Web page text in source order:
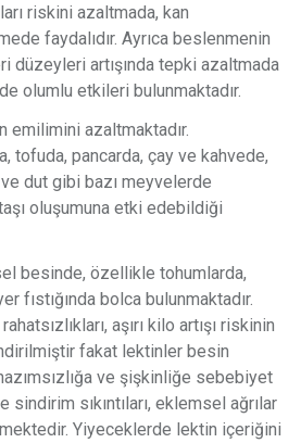
riskini azaltmada, kan
faydalıdır. Ayrıca beslenmenin
düzeyleri artışında tepki azaltmada
olumlu etkileri bulunmaktadır.
emilimini azaltmaktadır.
tofuda, pancarda, çay ve kahvede,
dut gibi bazı meyvelerde
oluşumuna etki edebildiği
besinde, özellikle tohumlarda,
fıstığında bolca bulunmaktadır.
aşırı kilo artışı riskinin
fakat lektinler besin
ve şişkinliğe sebebiyet
sıkıntıları, eklemsel ağrılar
Yiyeceklerde lektin içeriğini